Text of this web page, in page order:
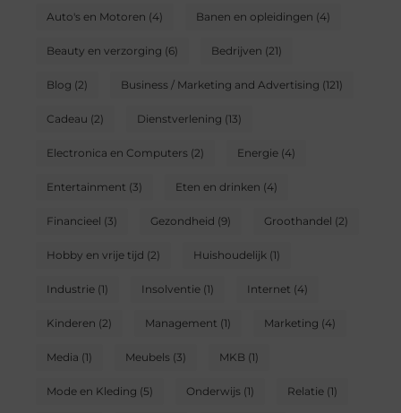
Auto's en Motoren (4) Banen en opleidingen (4)
Beauty en verzorging (6) Bedrijven (21)
Blog (2) Business / Marketing and Advertising (121)
Cadeau (2) Dienstverlening (13)
Electronica en Computers(2) Energie(4)
Entertainment (3) Eten en drinken (4)
Financieel (3) Gezondheid (9) Groothandel (2)
Hobby en vrije tijd (2) Huishoudelijk(1)
Industrie(1) Insolventie(1) Internet (4)
Kinderen (2) Management (1) Marketing (4)
Media (1) Meubels(3) MKB (1)
Mode en Kleding (5) Onderwijs(1) Relatie(1)